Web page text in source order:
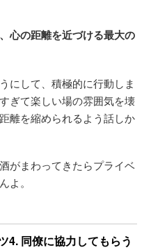
心の距離を近づける最大の
にして、積極的に行動しま
ぎて楽しい場の雰囲気を壊
離を縮められるよう話しか
がまわってきたらプライベ
よ。
4. 同僚に協力してもらう